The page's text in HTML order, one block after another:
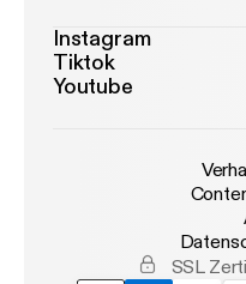
Instagram
Tiktok
Youtube
SSL